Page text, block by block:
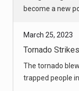
become a new
March 25, 2023
Tornado
The tornado
trapped people